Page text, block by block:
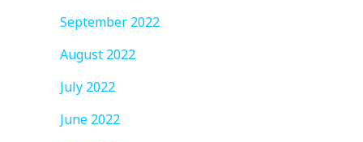
September 2022
August 2022
July 2022
June 2022